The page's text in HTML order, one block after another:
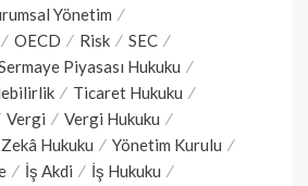
Yönetim
OECD Risk
SEC
Piyasası Hukuku
Ticaret Hukuku
Vergi
Vergi Hukuku
Hukuku
Yönetim Kurulu
İş Akdi
İş Hukuku